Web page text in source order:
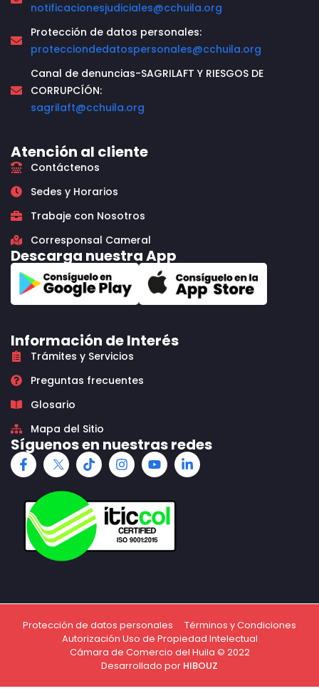
notificacionesjudiciales@cchuila.org
Protección de datos personales:
protecciondedatospersonales@cchuila.org
Canal de denuncias-SAGRILAFT Y RIESGOS DE
CORRUPCÍÓN:
sagrilaft@cchuila.org
Atención al cliente
Contáctenos
Sedes y Horarios
Trabaje con Nosotros
Corresponsal Cameral
Descarga nuestra App
Información de Interés
Trámites y Servicios
Preguntas frecuentes
Glosario
Mapa del Sitio
Síguenos en nuestras redes
Protección de datos personales
Términos y Condiciones
Autorización Uso de Propiedad Intelectual
Cámara de Comercio del Huila © 2022
Desarrollado por HIBOUZ